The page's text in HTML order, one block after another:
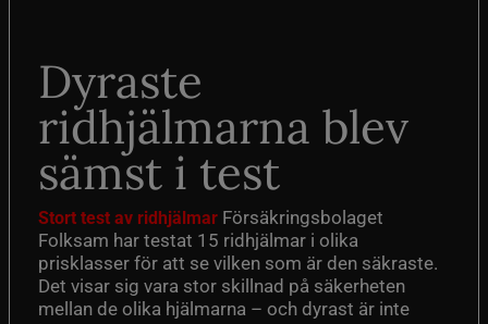
Dyraste
ridhjälmarna blev
sämst i test
Stort test av ridhjälmar Försäkringsbolaget
Folksam har testat 15 ridhjälmar i olika
prisklasser för att se vilken som är den säkraste.
Det visar sig vara stor skillnad på säkerheten
mellan de olika hjälmarna – och dyrast är inte